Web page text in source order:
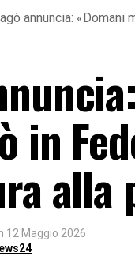
annuncia: «Domani
in
alla
12 Maggio 2026